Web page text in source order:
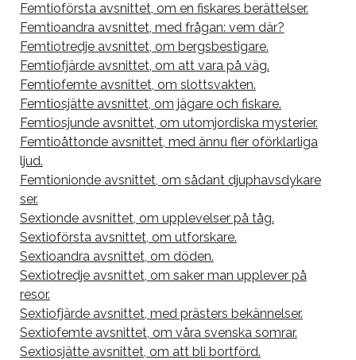
Femtioförsta avsnittet, om en fiskares berättelser.
Femtioandra avsnittet, med frågan: vem där?
Femtiotredje avsnittet, om bergsbestigare.
Femtiofjärde avsnittet, om att vara på väg.
Femtiofemte avsnittet, om slottsvakten.
Femtiosjätte avsnittet, om jägare och fiskare.
Femtiosjunde avsnittet, om utomjordiska mysterier.
Femtioåttonde avsnittet, med ännu fler oförklarliga
ljud.
Femtionionde avsnittet, om sådant djuphavsdykare
ser.
Sextionde avsnittet, om upplevelser på tåg.
Sextioförsta avsnittet, om utforskare.
Sextioandra avsnittet, om döden.
Sextiotredje avsnittet, om saker man upplever på
resor.
Sextiofjärde avsnittet, med prästers bekännelser.
Sextiofemte avsnittet, om våra svenska somrar.
Sextiosjätte avsnittet, om att bli bortförd.